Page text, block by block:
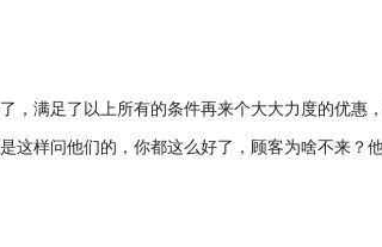
，满足了以上所有的条件再来个大大力度的优惠
这样问他们的，你都这么好了，顾客为啥不来？